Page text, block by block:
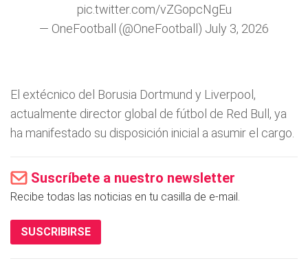
pic.twitter.com/vZGopcNgEu
— OneFootball (@OneFootball) July 3, 2026
El extécnico del Borusia Dortmund y Liverpool,
actualmente director global de fútbol de Red Bull, ya
ha manifestado su disposición inicial a asumir el cargo.
Suscríbete a nuestro newsletter
Recibe todas las noticias en tu casilla de e-mail.
SUSCRIBIRSE